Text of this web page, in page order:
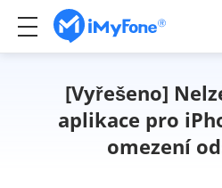
[Vyřešeno]
aplikace pro
omezení